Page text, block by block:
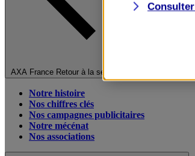
AXA France Retour à la section précédente
Notre histoire
Nos chiffres clés
Nos campagnes publicitaires
Notre mécénat
Nos associations